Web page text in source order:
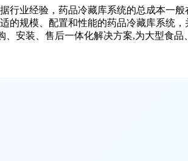
业经验，药品冷藏库系统的总成本一
规模、配置和性能的药品冷藏库系统
、安装、售后一体化解决方案,为大型食